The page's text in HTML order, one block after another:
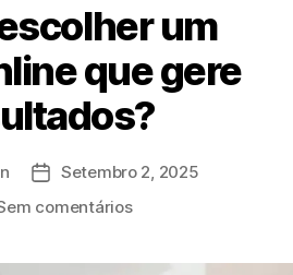
um
que gere
DataSetembro 2, 2025
comentáriosem